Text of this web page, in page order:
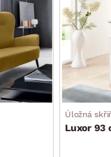
Úložná
Luxor 93